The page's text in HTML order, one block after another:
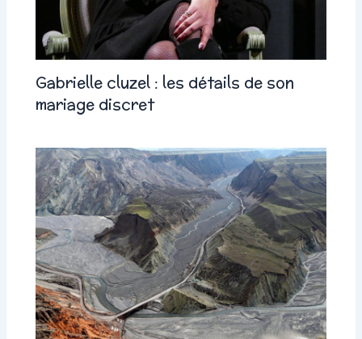
Gabrielle cluzel : les détails de son
mariage discret